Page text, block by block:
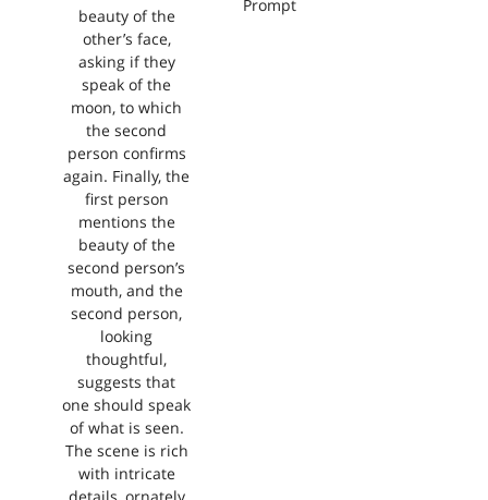
Prompt
beauty of the
other’s face,
asking if they
speak of the
moon, to which
the second
person confirms
again. Finally, the
first person
mentions the
beauty of the
second person’s
mouth, and the
second person,
looking
thoughtful,
suggests that
one should speak
of what is seen.
The scene is rich
with intricate